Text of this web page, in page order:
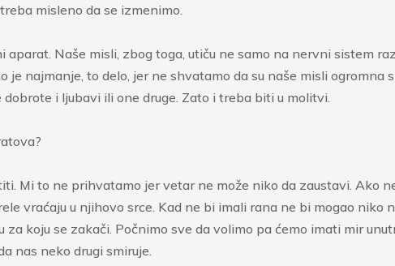
misleno da se izmenimo.
Naše misli, zbog toga, utiču ne samo na nervni sistem
je najmanje, to delo, jer ne shvatamo da su naše misli
i ljubavi ili one druge. Zato i treba biti u molitvi.
Mi to ne prihvatamo jer vetar ne može niko da zaustavi. Ako
vraćaju u njihovo srce. Kad ne bi imali rana ne bi mogao niko
za koju se zakači. Počnimo sve da volimo pa ćemo imati mir
nas neko drugi smiruje.